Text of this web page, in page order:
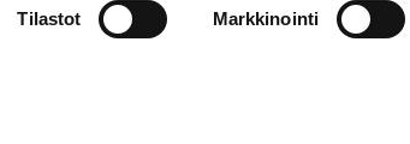
Tilastot Markkinointi
facebook